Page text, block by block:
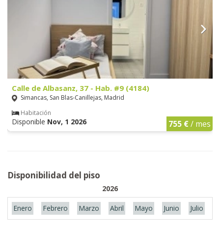
Calle de Albasanz, 37 - Hab. #9 (4184)
Simancas, San Blas-Canillejas, Madrid
Habitación
Disponible Nov, 1 2026 755 €/ mes
Disponibilidad del piso
2026
Enero Febrero Marzo Abril Mayo Junio Julio